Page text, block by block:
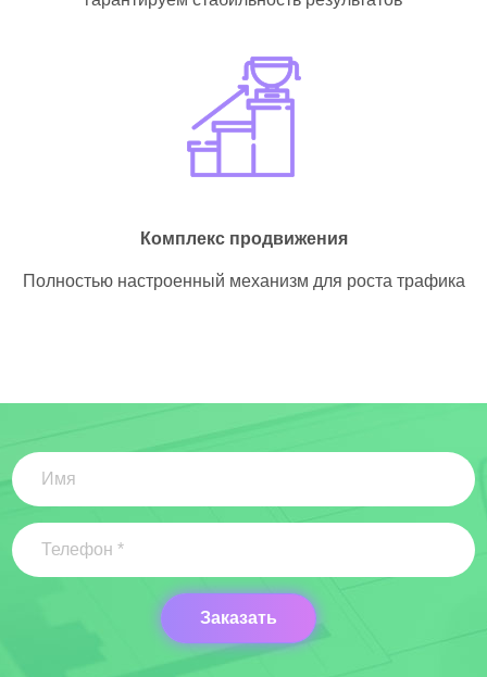
Комплекспродвижения
Полностьюнастроенный механизм для роста трафика